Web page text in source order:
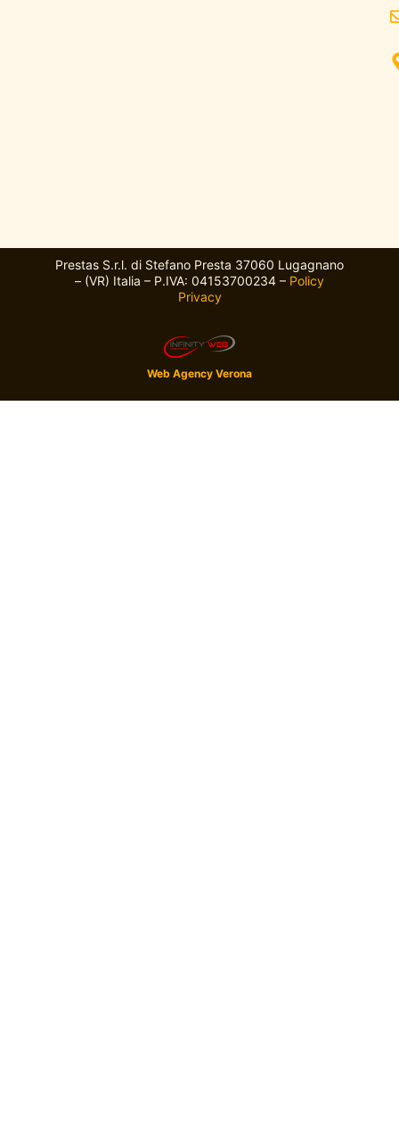
Web Agency Verona
Prestas S.r.l. di Stefano Presta 37060 Lugagnano
– (VR) Italia – P.IVA: 04153700234 – Policy
Privacy